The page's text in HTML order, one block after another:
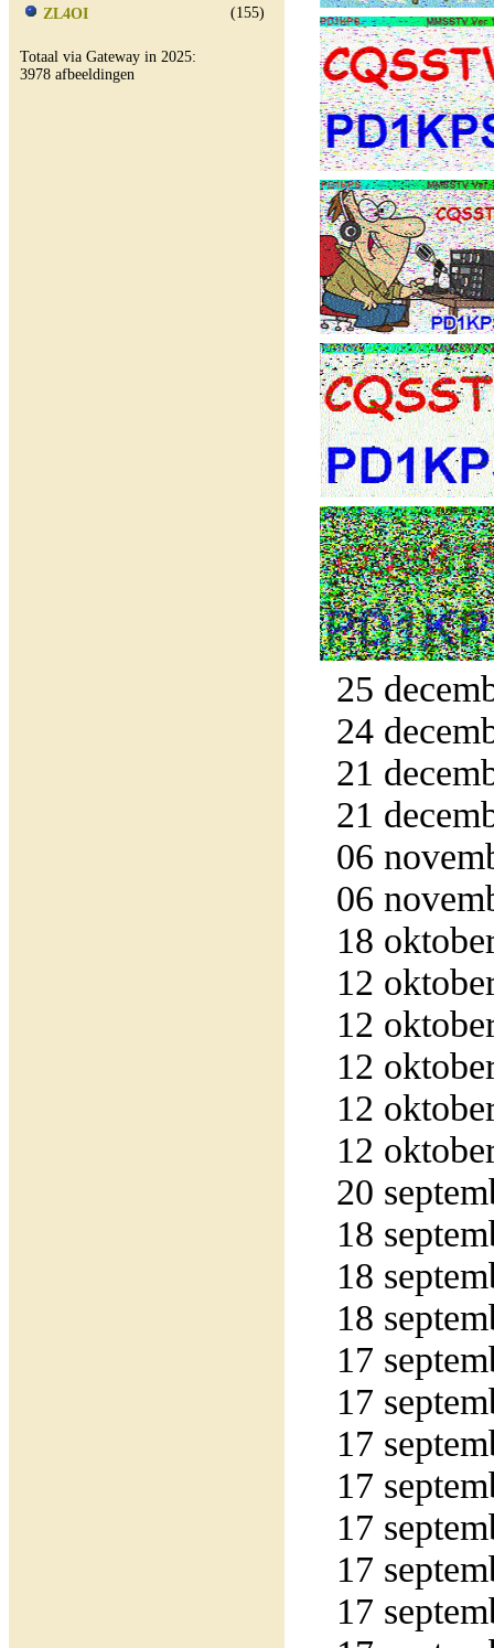
ZL4OI
(155)
Totaal via Gateway in 2025:
3978 afbeeldingen
25
24
21
21
06
06
18
12
12
12
12
12
20
18
18
18
17
17
17
17
17
17
17